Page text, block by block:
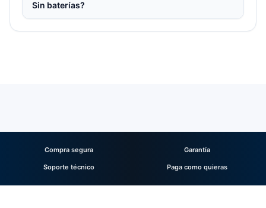
Sin baterías?
Compra segura Garantía
Soporte técnico Paga como quieras